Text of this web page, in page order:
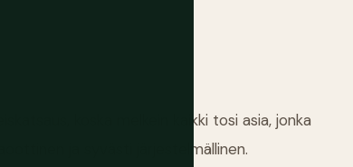
koska melkein kaikki tosi asia, jonka
ja syvästi järjestelmällinen.